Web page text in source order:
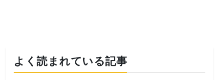
よく読まれている記事